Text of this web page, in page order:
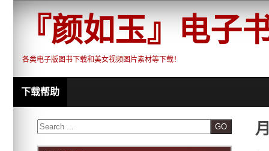
『颜如玉』电子
各类电子版图书下载和美女视频图片素材等下载！
下载帮助
Search